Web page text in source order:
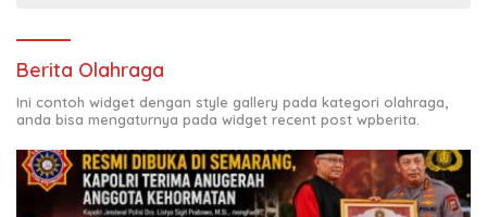
Berita Olahraga
Ini contoh widget dengan style gallery pada kategori olahraga,
anda bisa mengaturnya pada widget recent post wpberita.